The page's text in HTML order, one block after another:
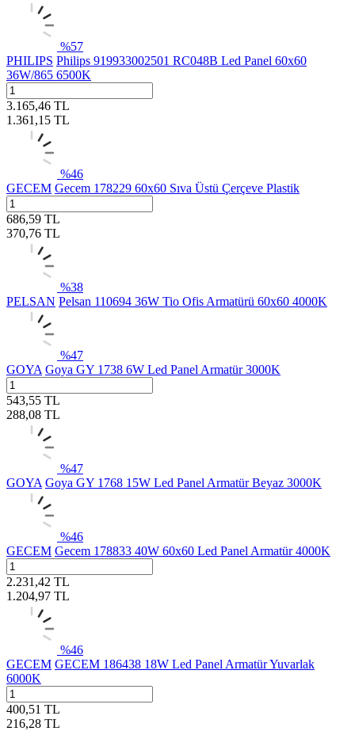
%57
PHILIPS Philips 919933002501 RC048B Led Panel 60x60
36W/865 6500K
3.165,46 TL
1.361,15 TL
%46
GECEM Gecem 178229 60x60 Sıva Üstü Çerçeve Plastik
686,59 TL
370,76 TL
%38
PELSAN Pelsan 110694 36W Tio Ofis Armatürü 60x60 4000K
%47
GOYA Goya GY 1738 6W Led Panel Armatür 3000K
543,55 TL
288,08 TL
%47
GOYA Goya GY 1768 15W Led Panel Armatür Beyaz 3000K
%46
GECEM Gecem 178833 40W 60x60 Led Panel Armatür 4000K
2.231,42 TL
1.204,97 TL
%46
GECEM GECEM 186438 18W Led Panel Armatür Yuvarlak
6000K
400,51 TL
216,28 TL